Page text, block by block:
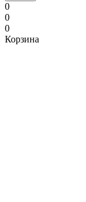
0
0
0
Корзина